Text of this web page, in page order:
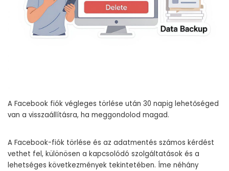
A Facebook fiók végleges törlése után 30 napig lehetőséged
van a visszaállításra, ha meggondolod magad.
A Facebook-fiók törlése és az adatmentés számos kérdést
vethet fel, különösen a kapcsolódó szolgáltatások és a
lehetséges következmények tekintetében. Íme néhány